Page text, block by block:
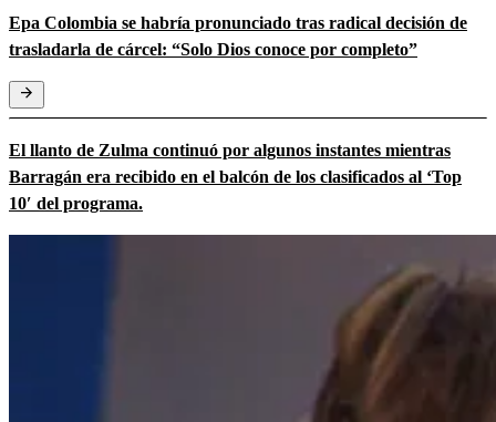
Epa Colombia se habría pronunciado tras radical decisión de
trasladarla de cárcel: “Solo Dios conoce por completo”
El llanto de Zulma continuó por algunos instantes mientras
Barragán era recibido en el balcón de los clasificados al ‘Top
10′ del programa.